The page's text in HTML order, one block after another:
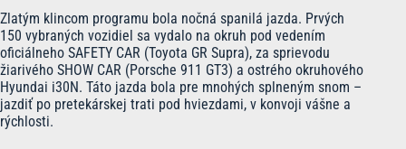
Zlatým klincom programu bola nočná spanilá jazda. Prvých
150 vybraných vozidiel sa vydalo na okruh pod vedením
oficiálneho SAFETY CAR (Toyota GR Supra), za sprievodu
žiarivého SHOW CAR (Porsche 911 GT3) a ostrého okruhového
Hyundai i30N. Táto jazda bola pre mnohých splneným snom –
jazdiť po pretekárskej trati pod hviezdami, v konvoji vášne a
rýchlosti.